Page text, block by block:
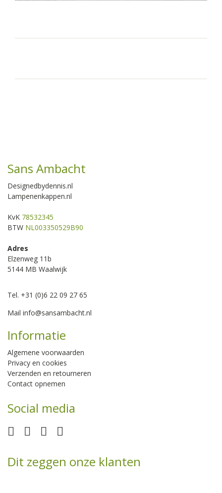
Sans Ambacht
Designedbydennis.nl
Lampenenkappen.nl
KvK 78532345
BTW NL003350529B90
Adres
Elzenweg 11b
5144 MB Waalwijk
Tel. +31 (0)6 22 09 27 65
Mail info@sansambacht.nl
Informatie
Algemene voorwaarden
Privacy en cookies
Verzenden en retourneren
Contact opnemen
Social media
Dit zeggen onze klanten